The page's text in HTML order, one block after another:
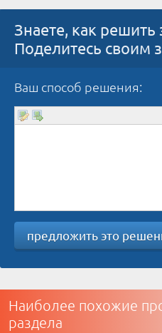
Знаете, как решить
Поделитесь своим
Ваш способ решения:
предложить это
Наиболее похожие
раздела